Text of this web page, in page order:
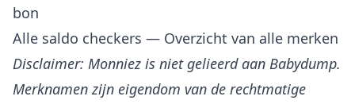
bon
Alle saldo checkers — Overzicht van alle merken
Disclaimer: Monniez is niet gelieerd aan Babydump.
Merknamen zijn eigendom van de rechtmatige